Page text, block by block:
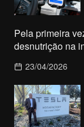
Pela primeira
desnutrição na
23/04/2026